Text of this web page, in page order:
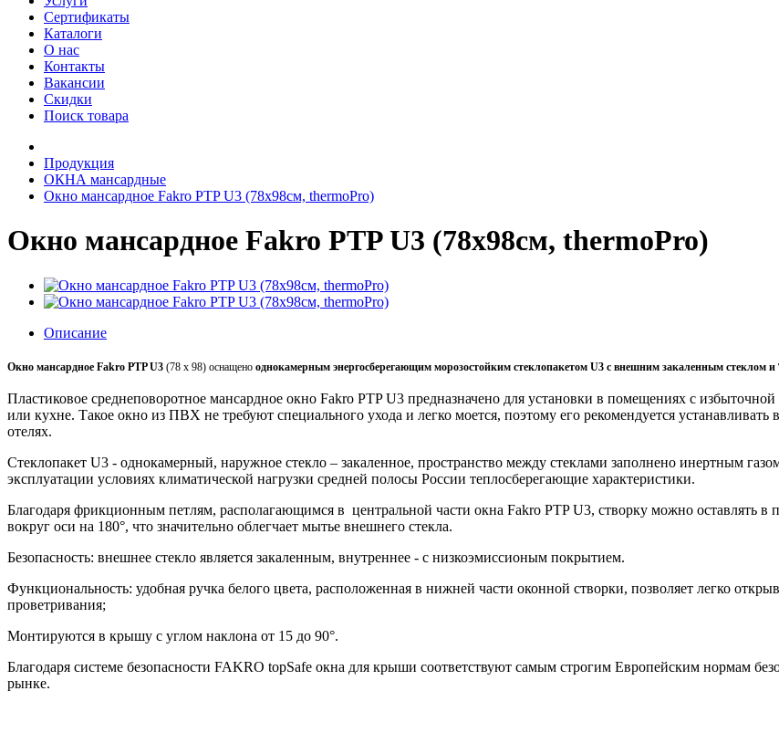
Сертификаты
Каталоги
О нас
Контакты
Вакансии
Скидки
Поиск товара
Продукция
ОКНА мансардные
Окно мансардное Fakro PTP U3 (78x98см, thermoPro)
Окно мансардное Fakro PTP U3 (78x98см, thermoPro)
Описание
Окно мансардное Fakro PTP U3 (78 x 98) оснащено однокамерным энергосберегающим морозостойким стеклопакетом U3 с внешним закаленным стеклом и
Пластиковое среднеповоротное мансардное окно Fakro PTP U3 предназначено для установки в помещениях с
или кухне. Такое окно из ПВХ не требуют специального ухода и легко моется, поэтому его рекомендуется
отелях.
Стеклопакет U3 - однокамерный, наружное стекло – закаленное, пространство между стеклами заполнено инертным
эксплуатации условиях климатической нагрузки средней полосы России теплосберегающие характеристики.
Благодаря фрикционным петлям, располагающимся в центральной части окна Fakro PTP U3, створку можно оставлять в
вокруг оси на 180°, что значительно облегчает мытье внешнего стекла.
Безопасность: внешнее стекло является закаленным, внутреннее - с низкоэмиссионым покрытием.
Функциональность: удобная ручка белого цвета, расположенная в нижней части оконной створки, позволяет легко
проветривания;
Монтируются в крышу с углом наклона от 15 до 90°.
Благодаря системе безопасности FAKRO topSafe окна для крыши соответствуют самым строгим Европейским нормам
рынке.